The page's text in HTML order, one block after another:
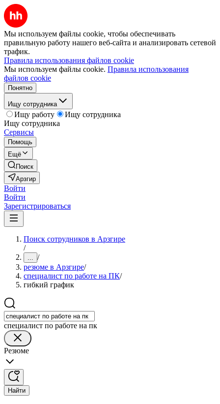
Мы используем файлы cookie, чтобы обеспечивать
правильную работу нашего веб-сайта и анализировать сетевой
трафик.
Правила использования файлов cookie
Мы используем файлы cookie. Правила использования
файлов cookie
Понятно
Ищу сотрудника
Ищу работу
Ищу сотрудника
Ищу сотрудника
Сервисы
Помощь
Ещё
Поиск
Арзгир
Войти
Войти
Зарегистрироваться
Поиск сотрудников в Арзгире
/
... /
резюме в Арзгире/
специалист по работе на ПК/
гибкий график
специалист по работе на пк
Резюме
Найти